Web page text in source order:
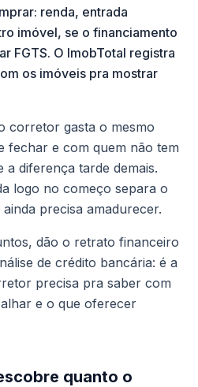
renda, entrada
imóvel, se o financiamento
FGTS. O ImobTotal registra
os imóveis pra mostrar
corretor gasta o mesmo
fechar e com quem não tem
diferença tarde demais.
logo no começo separa o
precisa amadurecer.
dão o retrato financeiro
de crédito bancária: é a
precisa pra saber com
e o que oferecer
quanto o